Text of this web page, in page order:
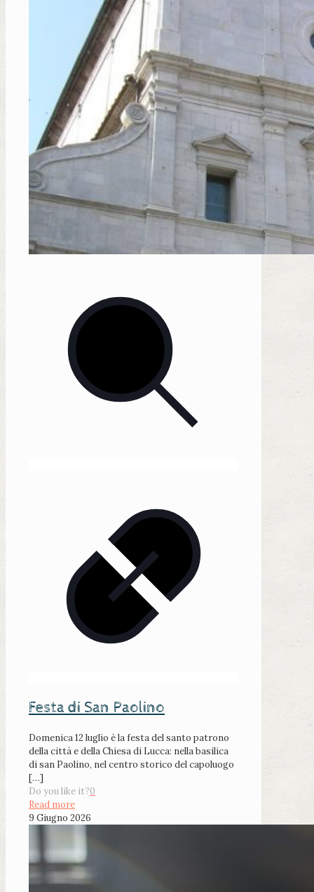
Festa di San Paolino
Domenica 12 luglio è la festa del santo patrono
della città e della Chiesa di Lucca: nella basilica
di san Paolino, nel centro storico del capoluogo
[…]
Do you like it?0
Read more
9 Giugno 2026